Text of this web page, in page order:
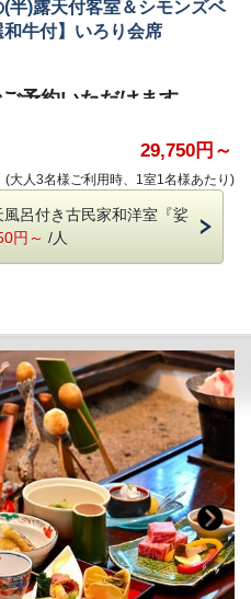
ト、他
能性がございます。
を別のお料理に変更させていた
など）の場合も、食材の変更
合、日本秘湯を守る会のスタン
ンプ帳の発行・押印が可能でし
、当館への直接のお電話
守る会公式ページ経由のご予約
留意いただきますよう、何卒
(半)露天付客室＆シモンズベ
牛付】いろり会席
予約いただけます。
迷ったらコレ！【特選和牛
お疲れを存分に癒やしてくだ
がつるつるになる美肌の湯
能ください。
ーキが付いたプランです。川
裏で焼き上げた山川の幸や郷
料理長お勧めの旬の素材を盛
29,750円～
(大人3名様ご利用時、1室1名様あたり)
呂付き古民家和洋室『娑
円～ /人